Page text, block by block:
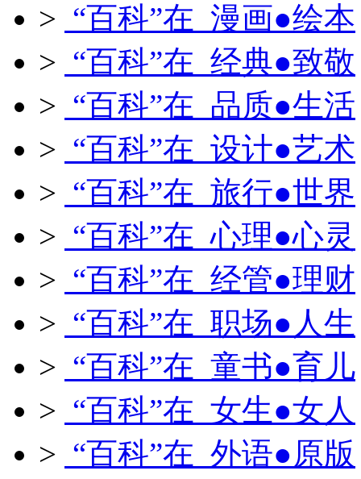
> “百科”在 漫画●绘本
> “百科”在 经典●致敬
> “百科”在 品质●生活
> “百科”在 设计●艺术
> “百科”在 旅行●世界
> “百科”在 心理●心灵
> “百科”在 经管●理财
> “百科”在 职场●人生
> “百科”在 童书●育儿
> “百科”在 女生●女人
> “百科”在 外语●原版